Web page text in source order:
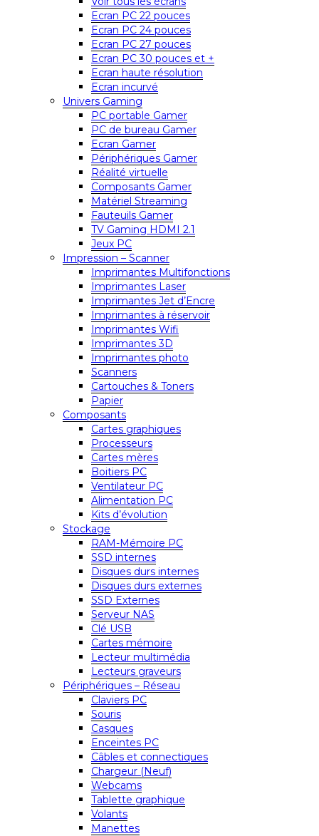
Ecran PC 22 pouces
Ecran PC 24 pouces
Ecran PC 27 pouces
Ecran PC 30 pouces et +
Ecran haute résolution
Ecran incurvé
Univers Gaming
PC portable Gamer
PC de bureau Gamer
Ecran Gamer
Périphériques Gamer
Réalité virtuelle
Composants Gamer
Matériel Streaming
Fauteuils Gamer
TV Gaming HDMI 2.1
Jeux PC
Impression – Scanner
Imprimantes Multifonctions
Imprimantes Laser
Imprimantes Jet d’Encre
Imprimantes à réservoir
Imprimantes Wifi
Imprimantes 3D
Imprimantes photo
Scanners
Cartouches & Toners
Papier
Composants
Cartes graphiques
Processeurs
Cartes mères
Boitiers PC
Ventilateur PC
Alimentation PC
Kits d’évolution
Stockage
RAM-Mémoire PC
SSD internes
Disques durs internes
Disques durs externes
SSD Externes
Serveur NAS
Clé USB
Cartes mémoire
Lecteur multimédia
Lecteurs graveurs
Périphériques – Réseau
Claviers PC
Souris
Casques
Enceintes PC
Câbles et connectiques
Chargeur (Neuf)
Webcams
Tablette graphique
Volants
Manettes